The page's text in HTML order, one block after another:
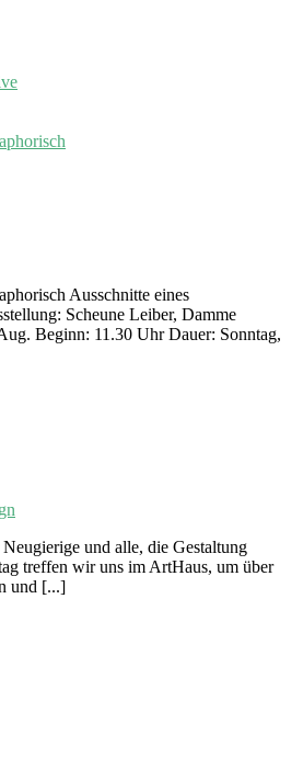
Ausschnitte eines
Scheune Leiber, Damme
Beginn: 11.30 Uhr Dauer: Sonntag,
und alle, die Gestaltung
treffen wir uns im ArtHaus, um über
und [...]